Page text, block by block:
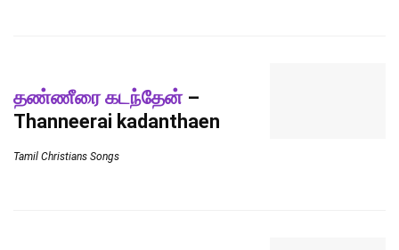
தண்ணீரை கடந்தேன்–
Thanneerai kadanthaen
Tamil Christians Songs